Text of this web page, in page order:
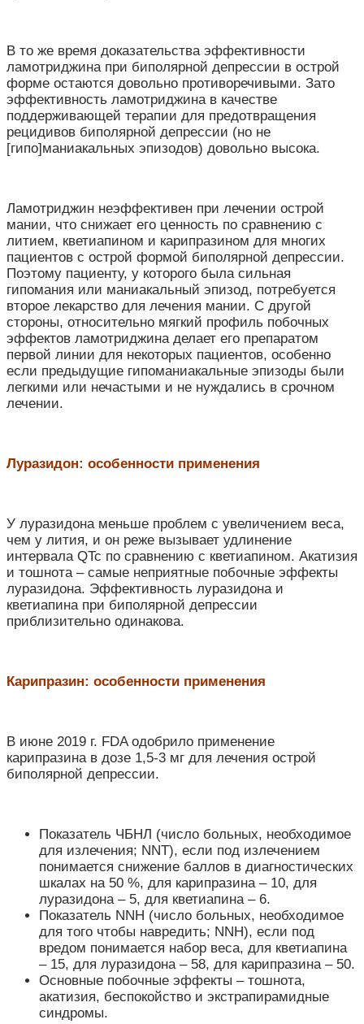
В то же время доказательства эффективности
ламотриджина при биполярной депрессии в острой
форме остаются довольно противоречивыми. Зато
эффективность ламотриджина в качестве
поддерживающей терапии для предотвращения
рецидивов биполярной депрессии (но не
[гипо]маниакальных эпизодов) довольно высока.
Ламотриджин неэффективен при лечении острой
мании, что снижает его ценность по сравнению с
литием, кветиапином и карипразином для многих
пациентов с острой формой биполярной депрессии.
Поэтому пациенту, у которого была сильная
гипомания или маниакальный эпизод, потребуется
второе лекарство для лечения мании. С другой
стороны, относительно мягкий профиль побочных
эффектов ламотриджина делает его препаратом
первой линии для некоторых пациентов, особенно
если предыдущие гипоманиакальные эпизоды были
легкими или нечастыми и не нуждались в срочном
лечении.
Луразидон: особенности применения
У луразидона меньше проблем с увеличением веса,
чем у лития, и он реже вызывает удлинение
интервала QTc по сравнению с кветиапином. Акатизия
и тошнота – самые неприятные побочные эффекты
луразидона. Эффективность луразидона и
кветиапина при биполярной депрессии
приблизительно одинакова.
Карипразин: особенности применения
В июне 2019 г. FDA одобрило применение
карипразина в дозе 1,5-3 мг для лечения острой
биполярной депрессии.
Показатель ЧБНЛ (число больных, необходимое
для излечения; NNT), если под излечением
понимается снижение баллов в диагностических
шкалах на 50 %, для карипразина – 10, для
луразидона – 5, для кветиапина – 6.
Показатель NNH (число больных, необходимое
для того чтобы навредить; NNH), если под
вредом понимается набор веса, для кветиапина
– 15, для луразидона – 58, для карипразина – 50.
Основные побочные эффекты – тошнота,
акатизия, беспокойство и экстрапирамидные
синдромы.